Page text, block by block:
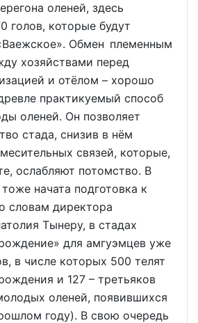
оленей, здесь
голов, которые будут
Обмен племенным
хозяйствами перед
и отёлом – хорошо
практикуемый способ
оленей. Он позволяет
стада, снизив в нём
связей, которые,
ослабляют потомство. В
начата подготовка к
словам директора
Тынеру, в стадах
для амгуэмцев уже
в числе которых 500 телят
и 127 – третьяков
оленей, появившихся
году). В свою очередь